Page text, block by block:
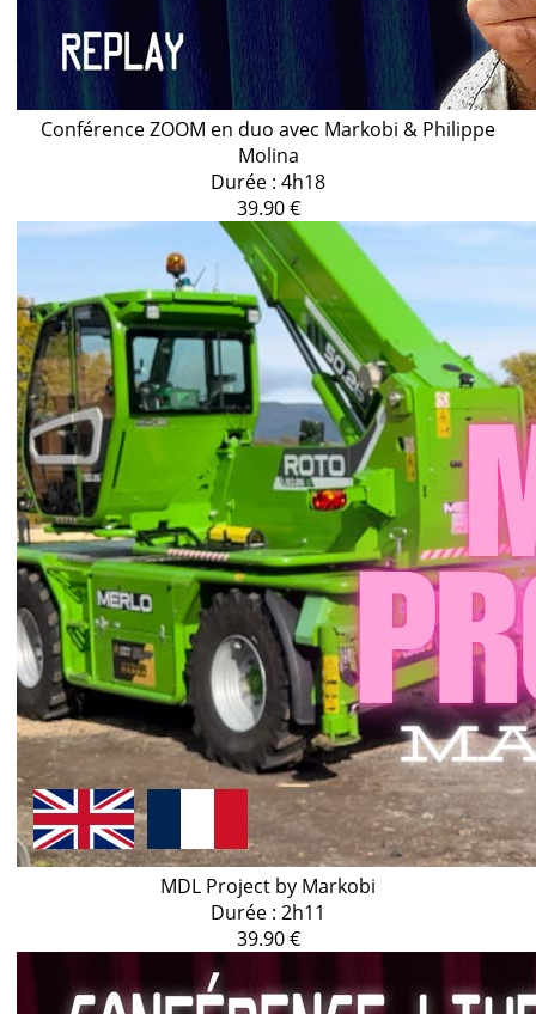
Conférence ZOOM en duo avec Markobi & Philippe
Molina
Durée : 4h18
39.90 €
MDL Project by Markobi
Durée : 2h11
39.90 €